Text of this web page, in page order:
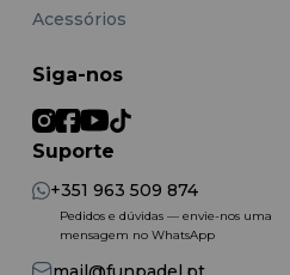
Acessórios
Siga-nos
Suporte
+351 963 509 874
Pedidos e dúvidas — envie-nos uma
mensagem no WhatsApp